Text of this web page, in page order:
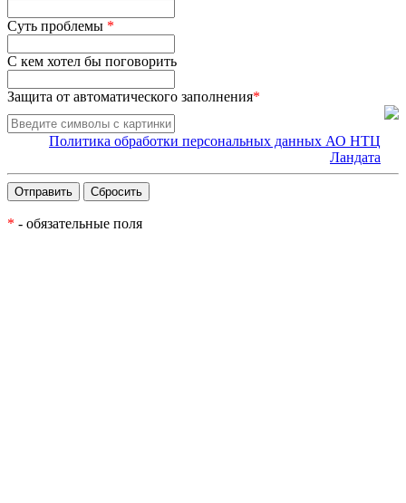
Суть проблемы *
С кем хотел бы поговорить
Защита от автоматического заполнения*
Политика обработки персональных данных АО НТЦ
Ландата
* - обязательные поля